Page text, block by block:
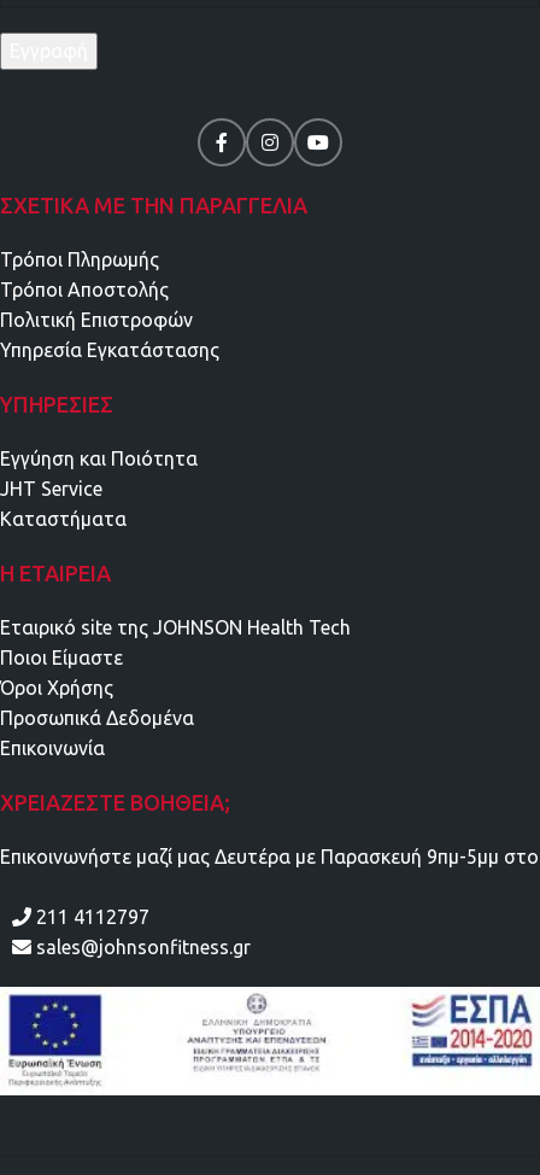
ΣΧΕΤΙΚΑ ΜΕ ΤΗΝ ΠΑΡΑΓΓΕΛΙΑ
Τρόποι Πληρωμής
Τρόποι Αποστολής
Πολιτική Επιστροφών
Υπηρεσία Εγκατάστασης
ΥΠΗΡΕΣΊΕΣ
Εγγύηση και Ποιότητα
JHT Service
Καταστήματα
Η ΕΤΑΙΡΕΊΑ
Εταιρικό site της JOHNSON Health Tech
Ποιοι Είμαστε
Όροι Χρήσης
Προσωπικά Δεδομένα
Επικοινωνία
ΧΡΕΙΆΖΕΣΤΕ ΒΟΉΘΕΙΑ;
Επικοινωνήστε μαζί μας Δευτέρα με Παρασκευή 9πμ-5μμ στο
211 4112797
sales@johnsonfitness.gr